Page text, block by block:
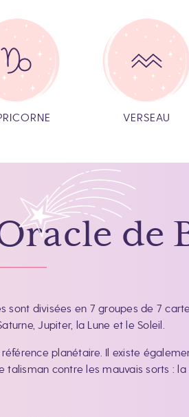
VERSEAU
de
sont divisées en 7 groupes de 7
Jupiter, la Lune et le Soleil.
référence planétaire. Il existe
contre les mauvais sorts : la